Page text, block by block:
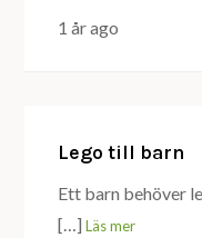
1 år ago
Lego till barn
Ett barn behöver
[…]